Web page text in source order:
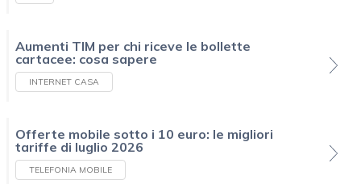
Aumenti TIM per chi riceve le bollette
cartacee: cosa sapere
INTERNET CASA
Offerte mobile sotto i 10 euro: le migliori
tariffe di luglio 2026
TELEFONIA MOBILE